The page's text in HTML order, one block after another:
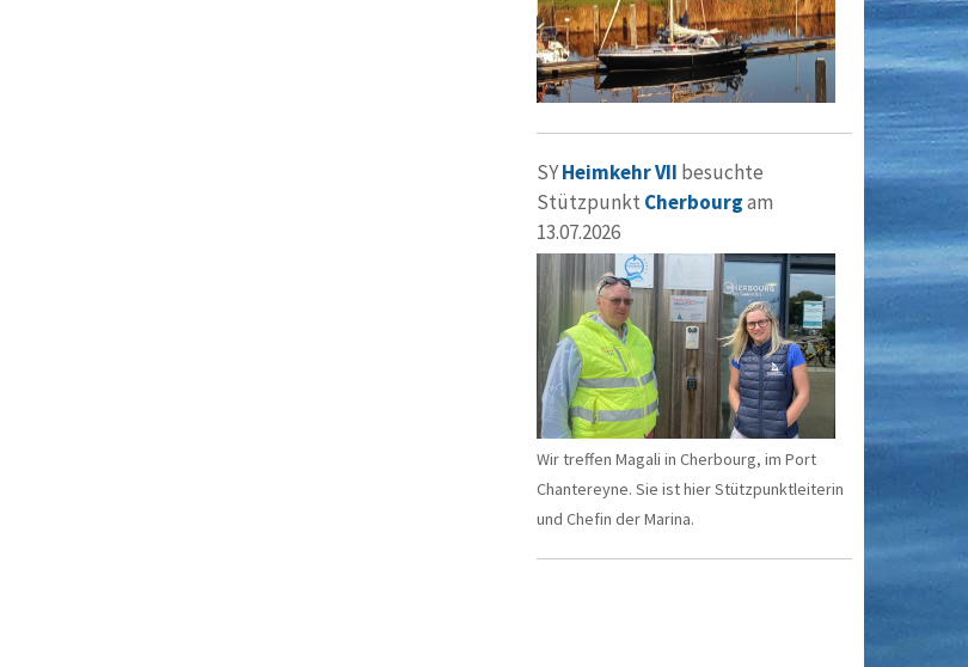
SYHeimkehr VII besuchte
Stützpunkt Cherbourgam
13.07.2026
Wir treffen Magali in Cherbourg, im Port
Chantereyne. Sie ist hier Stützpunktleiterin
und Chefin der Marina.